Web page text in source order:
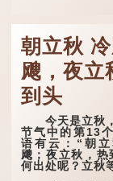
朝立秋
飕，夜立
到头
今天是立秋
节气中的第13
语有云：“朝
飕；夜立秋，热
何出处呢？立秋